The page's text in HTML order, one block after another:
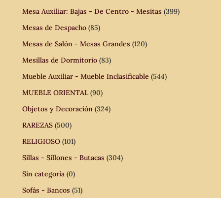
Mesa Auxiliar: Bajas - De Centro - Mesitas (399)
Mesas de Despacho (85)
Mesas de Salón - Mesas Grandes (120)
Mesillas de Dormitorio (83)
Mueble Auxiliar - Mueble Inclasificable (544)
MUEBLE ORIENTAL (90)
Objetos y Decoración (324)
RAREZAS (500)
RELIGIOSO (101)
Sillas - Sillones - Butacas (304)
Sin categoría (0)
Sofás - Bancos (51)